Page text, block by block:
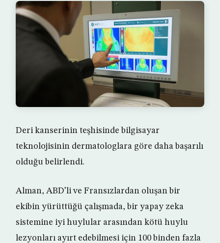
Deri kanserinin teşhisinde bilgisayar
teknolojisinin dermatologlara göre daha başarılı
olduğu belirlendi.
Alman, ABD’li ve Fransızlardan oluşan bir
ekibin yürüttüğü çalışmada, bir yapay zeka
sistemine iyi huylular arasından kötü huylu
lezyonları ayırt edebilmesi için 100 binden fazla